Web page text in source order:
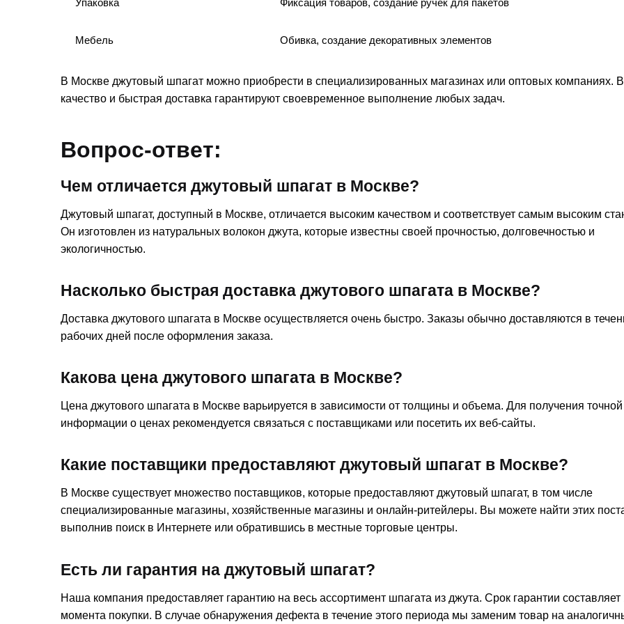
Упаковка Фиксация товаров, создание ручек для пакетов
Мебель Обивка, создание декоративных элементов
В Москве джутовый шпагат можно приобрести в специализированных магазинах или оптовых компаниях.
качество и быстрая доставка гарантируют своевременное выполнение любых задач.
Вопрос-ответ:
Чем отличается джутовый шпагат в Москве?
Джутовый шпагат, доступный в Москве, отличается высоким качеством и соответствует самым высоким
Он изготовлен из натуральных волокон джута, которые известны своей прочностью, долговечностью и
экологичностью.
Насколько быстрая доставка джутового шпагата в Москве?
Доставка джутового шпагата в Москве осуществляется очень быстро. Заказы обычно доставляются в
рабочих дней после оформления заказа.
Какова цена джутового шпагата в Москве?
Цена джутового шпагата в Москве варьируется в зависимости от толщины и объема. Для получения точной
информации о ценах рекомендуется связаться с поставщиками или посетить их веб-сайты.
Какие поставщики предоставляют джутовый шпагат в Москве?
В Москве существует множество поставщиков, которые предоставляют джутовый шпагат, в том числе
специализированные магазины, хозяйственные магазины и онлайн-ритейлеры. Вы можете найти этих
выполнив поиск в Интернете или обратившись в местные торговые центры.
Есть ли гарантия на джутовый шпагат?
Наша компания предоставляет гарантию на весь ассортимент шпагата из джута. Срок гарантии составляет
момента покупки. В случае обнаружения дефекта в течение этого периода мы заменим товар на